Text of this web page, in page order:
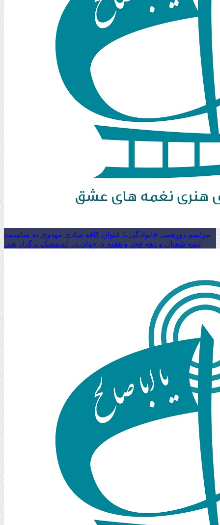
مراسم دورهمی خانوادگی با عنوان کافه شادی مهدوی به مناسبت
نیمه شعبان و دهه فجر و هفته ی جوان در اندیمشک برگزار شد.